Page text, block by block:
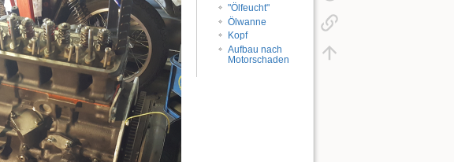
"Ölfeucht"
Ölwanne
Kopf
Aufbau nach
Motorschaden